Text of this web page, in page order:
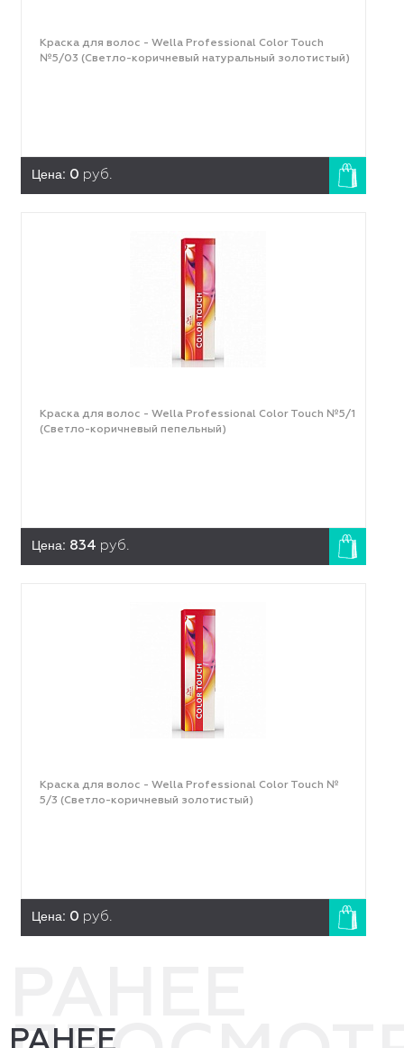
Краска для волос - Wella Professional Color Touch
№5/03 (Светло-коричневый натуральный золотистый)
Цена: 0 руб.
Краска для волос - Wella Professional Color Touch №5/1
(Светло-коричневый пепельный)
Цена: 834 руб.
Краска для волос - Wella Professional Color Touch №
5/3 (Светло-коричневый золотистый)
Цена: 0 руб.